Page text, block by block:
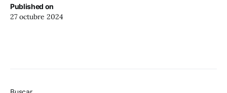
Published on
27 octubre 2024